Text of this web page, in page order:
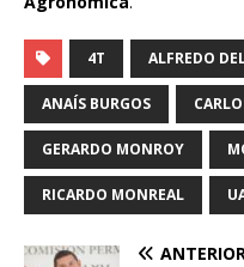
4T ALFREDO
ANAÍS BURGOS
GERARDO MONROY
RICARDO MONREAL